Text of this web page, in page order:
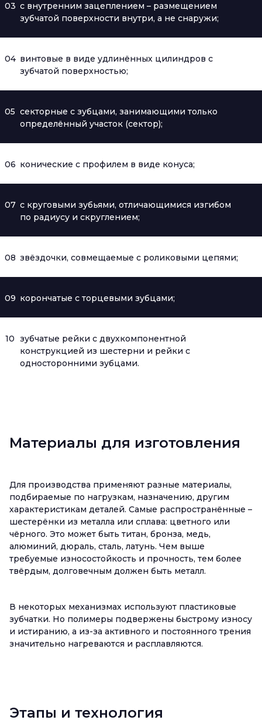
03 с внутренним зацеплением – размещением
зубчатой поверхности внутри, а не снаружи;
04 винтовые в виде удлинённых цилиндров с
зубчатой поверхностью;
05 секторные с зубцами, занимающими только
определённый участок (сектор);
06 конические с профилем в виде конуса;
07 с круговыми зубьями, отличающимися изгибом
по радиусу и скруглением;
08 звёздочки, совмещаемые с роликовыми цепями;
09 корончатые с торцевыми зубцами;
10 зубчатые рейки с двухкомпонентной
конструкцией из шестерни и рейки с
односторонними зубцами.
Материалы для изготовления
Для производства применяют разные материалы,
подбираемые по нагрузкам, назначению, другим
характеристикам деталей. Самые распространённые –
шестерёнки из металла или сплава: цветного или
чёрного. Это может быть титан, бронза, медь,
алюминий, дюраль, сталь, латунь. Чем выше
требуемые износостойкость и прочность, тем более
твёрдым, долговечным должен быть металл.
В некоторых механизмах используют пластиковые
зубчатки. Но полимеры подвержены быстрому износу
и истиранию, а из-за активного и постоянного трения
значительно нагреваются и расплавляются.
Этапы и технология